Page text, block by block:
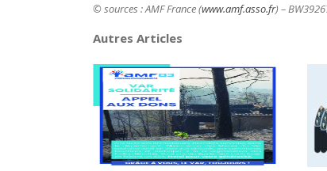
© sources : AMF France (www.amf.asso.fr) –
Autres Articles